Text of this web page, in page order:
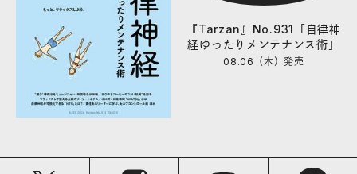
『Tarzan』No.931「自律神
経ゆったりメンテナンス術」
08.06（木）発売